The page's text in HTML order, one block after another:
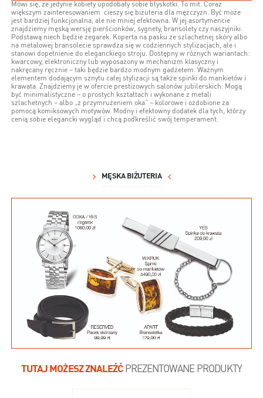
Mówi się, że jedynie kobiety upodobały sobie błyskotki. To mit. Coraz
większym zainteresowaniem cieszy się biżuteria dla mężczyzn. Być może
jest bardziej funkcjonalna, ale nie mniej efektowna. W jej asortymencie
znajdziemy męską wersję pierścionków, sygnety, bransolety czy naszyjniki.
Podstawą niech będzie zegarek. Koperta na pasku ze szlachetnej skóry albo
na metalowej bransolecie sprawdza się w codziennych stylizacjach, ale i
stanowi dopełnienie do eleganckiego stroju. Dostępny w różnych wariantach:
kwarcowy, elektroniczny lub wyposażony w mechanizm klasyczny i
nakręcany ręcznie – taki będzie bardzo modnym gadżetem. Ważnym
elementem dodającym sznytu całej stylizacji są także spinki do mankietów i
krawata. Znajdziemy je w ofercie prestiżowych salonów jubilerskich. Mogą
być minimalistyczne – o prostych kształtach i wykonane z metali
szlachetnych – albo „z przymrużeniem oka” – kolorowe i ozdobione za
pomocą komiksowych motywów. Modny i efektowny dodatek dla tych, którzy
cenią sobie elegancki wygląd i chcą podkreślić swój temperament.
MĘSKA BIŻUTERIA
TUTAJ MOŻESZ ZNALEŹĆPREZENTOWANE PRODUKTY